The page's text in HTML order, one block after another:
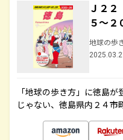
Ｊ２
５～２
地球の歩
「地球の歩き方」に徳島
じゃない、徳島県内２４市